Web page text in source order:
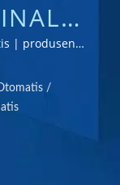
&
|
| produsen
bersertifikat
/